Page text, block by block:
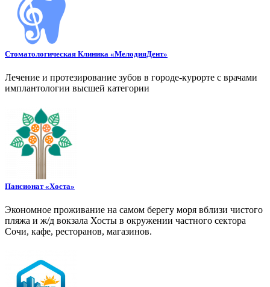
Стоматологическая Клиника «МелодияДент»
Лечение и протезирование зубов в городе-курорте с врачами
имплантологии высшей категории
Пансионат «Хоста»
Экономное проживание на самом берегу моря вблизи чистого
пляжа и ж/д вокзала Хосты в окружении частного сектора
Сочи, кафе, ресторанов, магазинов.